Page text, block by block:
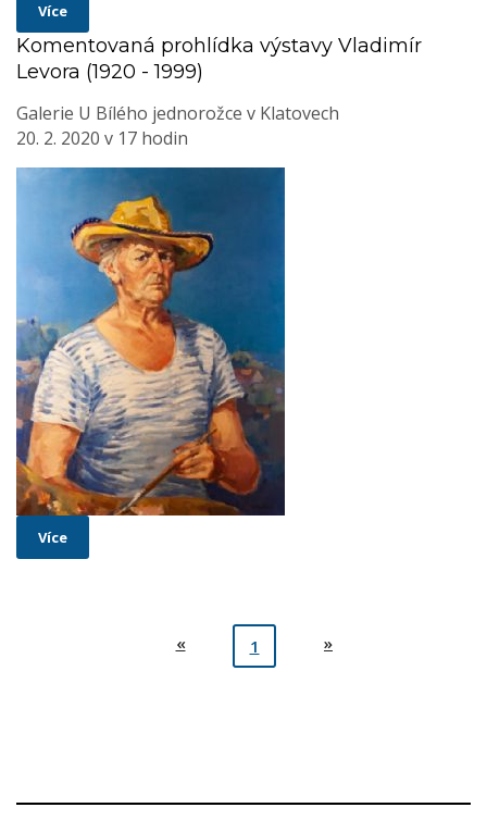
Více
Komentovaná prohlídka výstavy Vladimír
Levora (1920 - 1999)
Galerie U Bílého jednorožce v Klatovech
20. 2. 2020 v 17 hodin
Více
« 1 »